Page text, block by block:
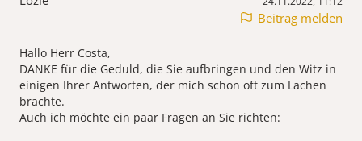
Beitrag melden
Hallo Herr Costa,
DANKE für die Geduld, die Sie aufbringen und den Witz in
einigen Ihrer Antworten, der mich schon oft zum Lachen
brachte.
Auch ich möchte ein paar Fragen an Sie richten: